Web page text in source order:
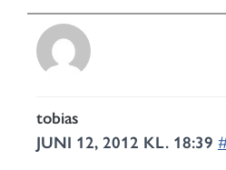
tobias
JUNI 12, 2012 KL. 18:39